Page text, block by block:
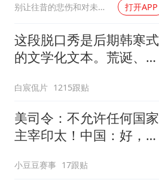
别让往昔的悲伤和对未来的恐惧 打开APP
这段脱口秀是后期韩寒式
的文学化文本。荒诞、激
白宸侃片 1215跟贴
美司令：不允许任何国家
主宰印太！中国：好，轰
小豆豆赛事 17跟贴